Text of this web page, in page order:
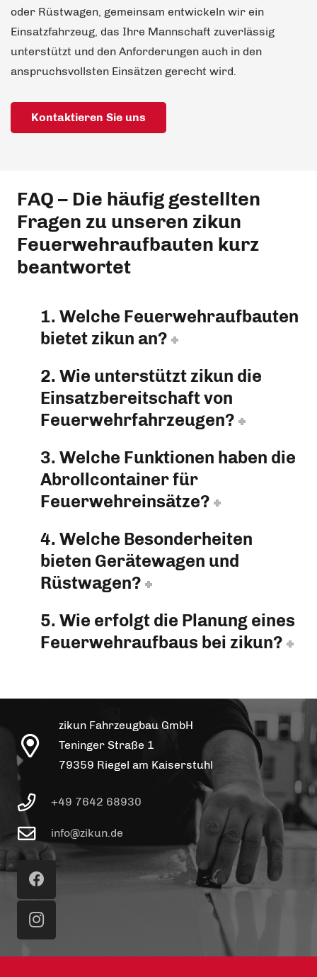
oder Rüstwagen, gemeinsam entwickeln wir ein
Einsatzfahrzeug, das Ihre Mannschaft zuverlässig
unterstützt und den Anforderungen auch in den
anspruchsvollsten Einsätzen gerecht wird.
Kontaktieren Sie uns
FAQ – Die häufig gestellten
Fragen zu unseren zikun
Feuerwehraufbauten kurz
beantwortet
1. Welche Feuerwehraufbauten
bietet zikun an?
2. Wie unterstützt zikun die
Einsatzbereitschaft von
Feuerwehrfahrzeugen?
3. Welche Funktionen haben die
Abrollcontainer für
Feuerwehreinsätze?
4. Welche Besonderheiten
bieten Gerätewagen und
Rüstwagen?
5. Wie erfolgt die Planung eines
Feuerwehraufbaus bei zikun?
zikun Fahrzeugbau GmbH
Teninger Straße 1
79359 Riegel am Kaiserstuhl
+49 7642 68930
info@zikun.de